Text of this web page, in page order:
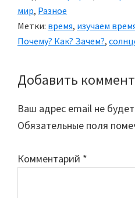
мир, Разное
Метки: время, изучаем
Почему? Как? Зачем?,
Reader
Interactions
Добавить
Ваш адрес email не
Обязательные поля
Комментарий *